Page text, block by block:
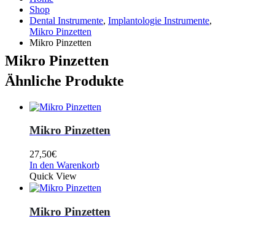
Shop
Dental Instrumente, Implantologie Instrumente,
Mikro Pinzetten
Mikro Pinzetten
Mikro Pinzetten
Ähnliche Produkte
Mikro Pinzetten
27,50€
In den Warenkorb
Quick View
Mikro Pinzetten